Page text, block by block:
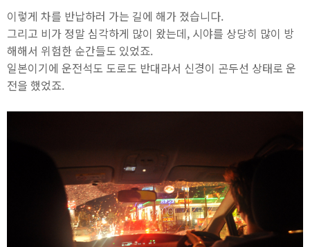
이렇게 차를 반납하러 가는 길에 해가 졌습니다.
그리고 비가 정말 심각하게 많이 왔는데, 시야를 상당히 많이 방
해해서 위험한 순간들도 있었죠.
일본이기에 운전석도 도로도 반대라서 신경이 곤두선 상태로 운
전을 했었죠.